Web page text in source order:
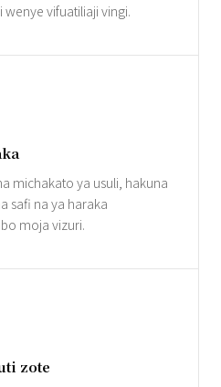
vifuatiliaji vingi.
michakato ya usuli, hakuna
safi na ya haraka
moja vizuri.
zote